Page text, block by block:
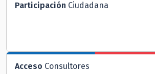
Participación Ciudadana
Acceso Consultores